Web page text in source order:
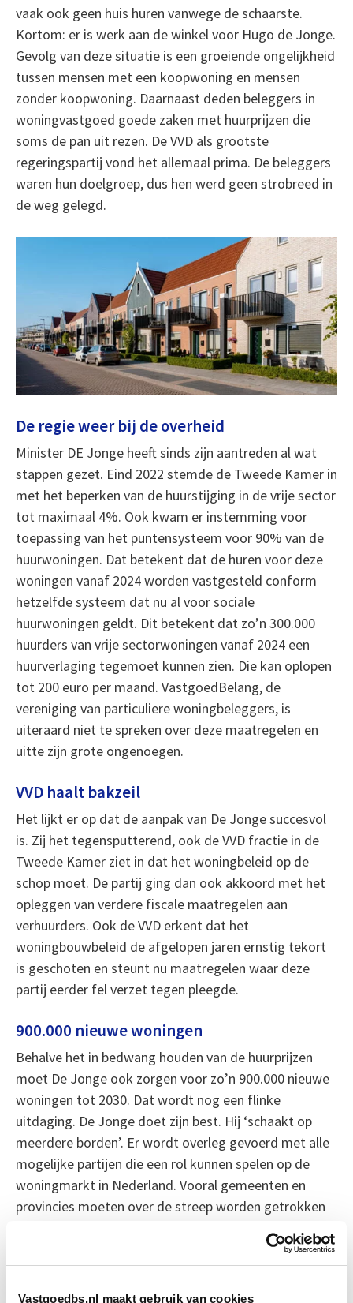
Vastgoedbs.nl maakt gebruik van cookies
vaak ook geen huis huren vanwege de schaarste.
Kortom: er is werk aan de winkel voor Hugo de Jonge.
Gevolg van deze situatie is een groeiende ongelijkheid
tussen mensen met een koopwoning en mensen
zonder koopwoning. Daarnaast deden beleggers in
woningvastgoed goede zaken met huurprijzen die
soms de pan uit rezen. De VVD als grootste
regeringspartij vond het allemaal prima. De beleggers
waren hun doelgroep, dus hen werd geen strobreed in
de weg gelegd.
De regie weer bij de overheid
Minister DE Jonge heeft sinds zijn aantreden al wat
stappen gezet. Eind 2022 stemde de Tweede Kamer in
met het beperken van de huurstijging in de vrije sector
tot maximaal 4%. Ook kwam er instemming voor
toepassing van het puntensysteem voor 90% van de
huurwoningen. Dat betekent dat de huren voor deze
woningen vanaf 2024 worden vastgesteld conform
hetzelfde systeem dat nu al voor sociale
huurwoningen geldt. Dit betekent dat zo’n 300.000
huurders van vrije sectorwoningen vanaf 2024 een
huurverlaging tegemoet kunnen zien. Die kan oplopen
tot 200 euro per maand. VastgoedBelang, de
vereniging van particuliere woningbeleggers, is
uiteraard niet te spreken over deze maatregelen en
uitte zijn grote ongenoegen.
VVD haalt bakzeil
Het lijkt er op dat de aanpak van De Jonge succesvol
is. Zij het tegensputterend, ook de VVD fractie in de
Tweede Kamer ziet in dat het woningbeleid op de
schop moet. De partij ging dan ook akkoord met het
opleggen van verdere fiscale maatregelen aan
verhuurders. Ook de VVD erkent dat het
woningbouwbeleid de afgelopen jaren ernstig tekort
is geschoten en steunt nu maatregelen waar deze
partij eerder fel verzet tegen pleegde.
900.000 nieuwe woningen
Behalve het in bedwang houden van de huurprijzen
moet De Jonge ook zorgen voor zo’n 900.000 nieuwe
woningen tot 2030. Dat wordt nog een flinke
uitdaging. De Jonge doet zijn best. Hij ‘schaakt op
meerdere borden’. Er wordt overleg gevoerd met alle
mogelijke partijen die een rol kunnen spelen op de
woningmarkt in Nederland. Vooral gemeenten en
provincies moeten over de streep worden getrokken
Daarnaast zijn er nog meer hobbels te nemen. De
kosten voor de bouw stijgen en dan is er ook nog het
stikstofprobleem. Maar De Jonge is vastberaden. Die